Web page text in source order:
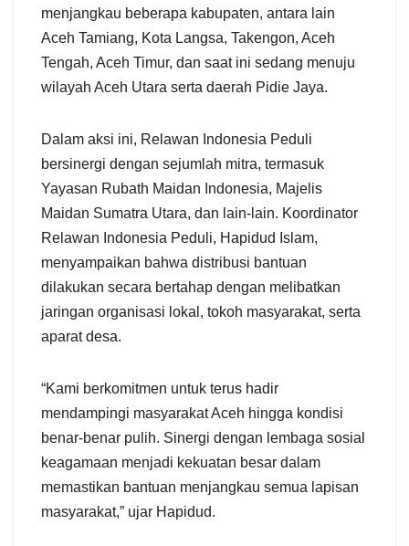
menjangkau beberapa kabupaten, antara lain
Aceh Tamiang, Kota Langsa, Takengon, Aceh
Tengah, Aceh Timur, dan saat ini sedang menuju
wilayah Aceh Utara serta daerah Pidie Jaya.
Dalam aksi ini, Relawan Indonesia Peduli
bersinergi dengan sejumlah mitra, termasuk
Yayasan Rubath Maidan Indonesia, Majelis
Maidan Sumatra Utara, dan lain-lain. Koordinator
Relawan Indonesia Peduli, Hapidud Islam,
menyampaikan bahwa distribusi bantuan
dilakukan secara bertahap dengan melibatkan
jaringan organisasi lokal, tokoh masyarakat, serta
aparat desa.
“Kami berkomitmen untuk terus hadir
mendampingi masyarakat Aceh hingga kondisi
benar-benar pulih. Sinergi dengan lembaga sosial
keagamaan menjadi kekuatan besar dalam
memastikan bantuan menjangkau semua lapisan
masyarakat,” ujar Hapidud.